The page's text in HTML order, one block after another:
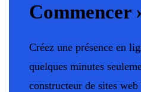
Commencer
Créez une présence en
quelques minutes
constructeur de sites